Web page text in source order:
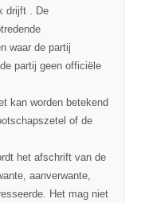
drijft . De
waar de partij
partij geen officiële
kan worden betekend
of de
het afschrift van de
aanverwante,
Het mag niet